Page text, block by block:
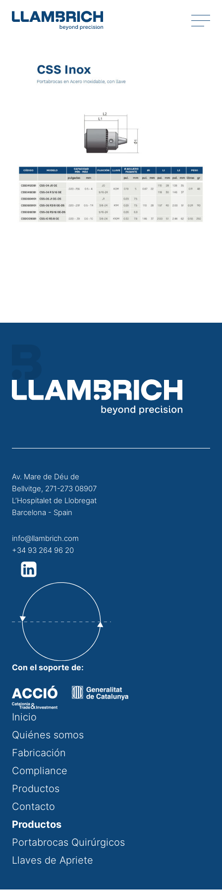
Av. Mare de Déu de
Bellvitge, 271-273 08907
L’Hospitalet de Llobregat
Barcelona - Spain
info@llambrich.com
+34 93 264 96 20
Con el soporte de:
Inicio
Quiénes somos
Fabricación
Compliance
Productos
Contacto
Productos
Portabrocas Quirúrgicos
Llaves de Apriete